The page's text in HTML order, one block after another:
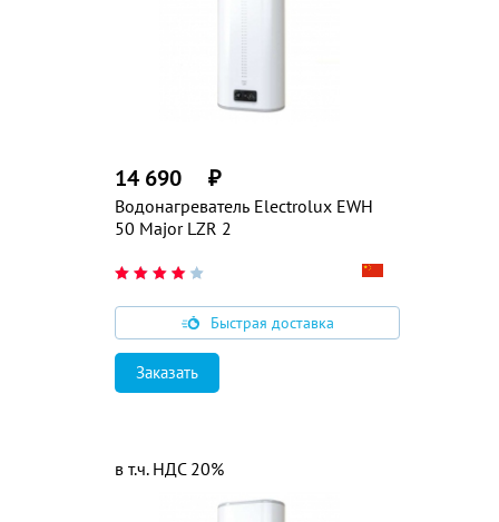
Водонагреватель Electrolux EWH
50 Major LZR 2
14 690 ₽
Быстрая доставка
Заказать
в т.ч. НДС 20%